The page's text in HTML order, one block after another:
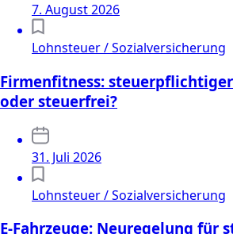
7. August 2026
Lohnsteuer / Sozialversicherung
Firmenfitness:
oder steuerfrei?
31. Juli 2026
Lohnsteuer / Sozialversicherung
E-Fahrzeuge: Neuregelung für